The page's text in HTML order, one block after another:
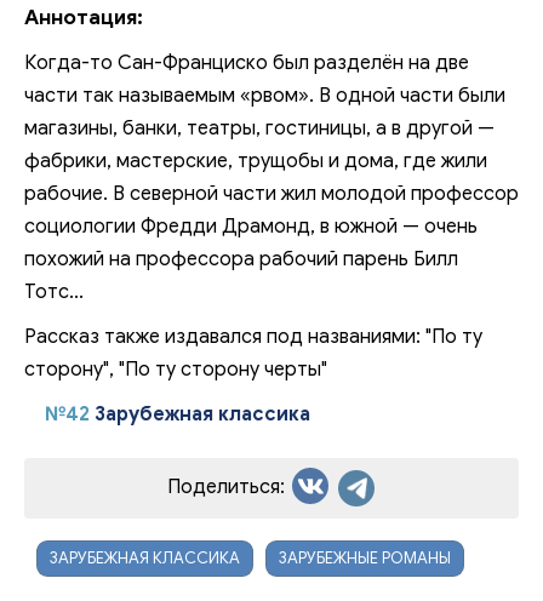
Аннотация:
Когда-то Сан-Франциско был разделён на две
части так называемым «рвом». В одной части были
магазины, банки, театры, гостиницы, а в другой —
фабрики, мастерские, трущобы и дома, где жили
рабочие. В северной части жил молодой профессор
социологии Фредди Драмонд, в южной — очень
похожий на профессора рабочий парень Билл
Тотс...
Рассказ также издавался под названиями: "По ту
сторону", "По ту сторону черты"
№42 Зарубежная классика
Поделиться:
ЗАРУБЕЖНАЯ КЛАССИКА ЗАРУБЕЖНЫЕ РОМАНЫ